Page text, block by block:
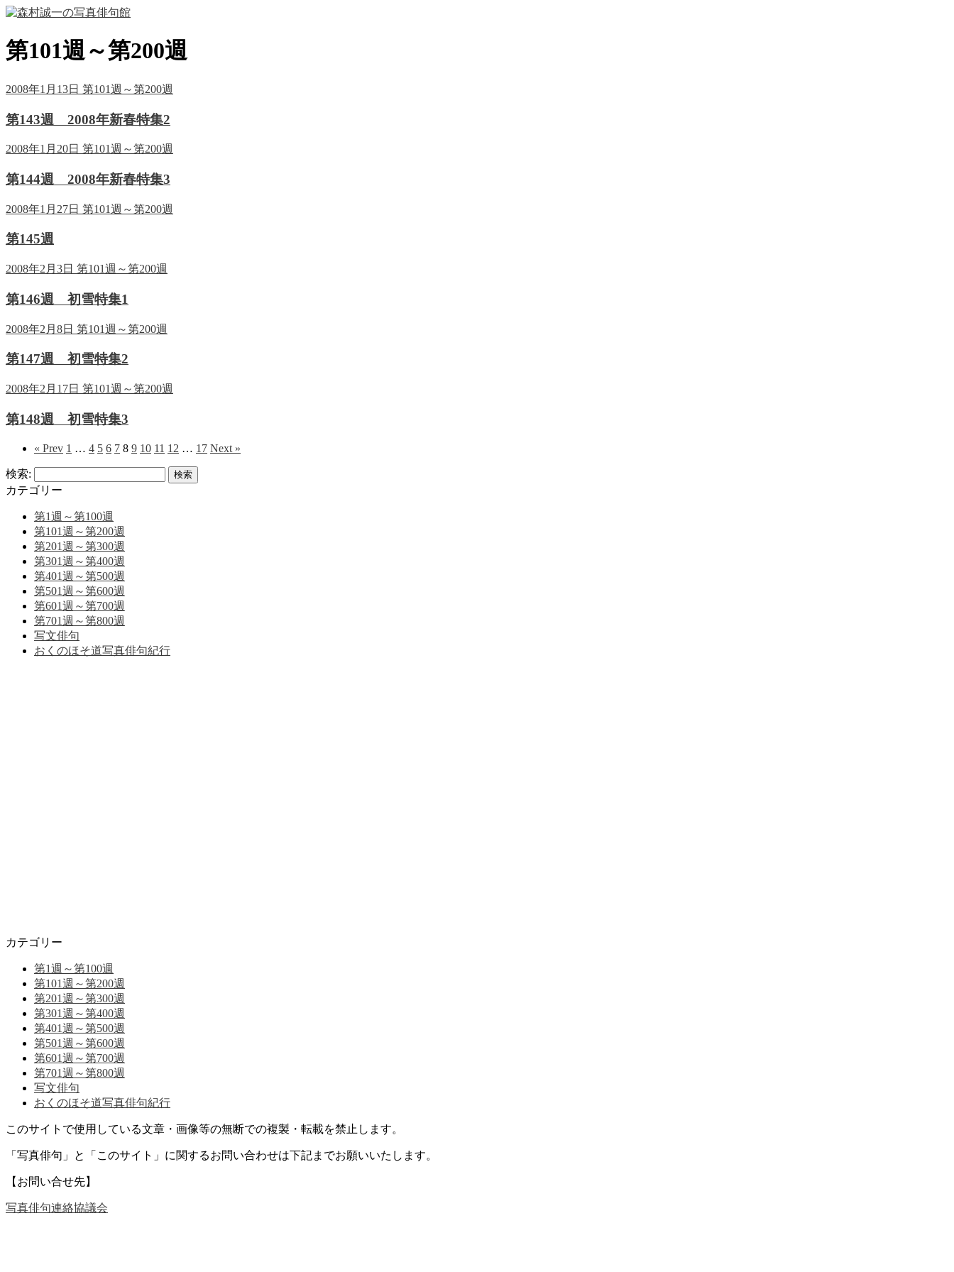
第101週～第200週
2008年1月13日 第101週～第200週
第143週 2008年新春特集2
2008年1月20日 第101週～第200週
第144週 2008年新春特集3
2008年1月27日 第101週～第200週
第145週
2008年2月3日 第101週～第200週
第146週 初雪特集1
2008年2月8日 第101週～第200週
第147週 初雪特集2
2008年2月17日 第101週～第200週
第148週 初雪特集3
« Prev 1 … 4 5 6 7 8 9 10 11 12 … 17 Next »
検索:
カテゴリー
第1週～第100週
第101週～第200週
第201週～第300週
第301週～第400週
第401週～第500週
第501週～第600週
第601週～第700週
第701週～第800週
写文俳句
おくのほそ道写真俳句紀行
カテゴリー
第1週～第100週
第101週～第200週
第201週～第300週
第301週～第400週
第401週～第500週
第501週～第600週
第601週～第700週
第701週～第800週
写文俳句
おくのほそ道写真俳句紀行
このサイトで使用している文章・画像等の無断での複製・転載を禁止します。
「写真俳句」と「このサイト」に関するお問い合わせは下記までお願いいたします。
【お問い合せ先】
写真俳句連絡協議会